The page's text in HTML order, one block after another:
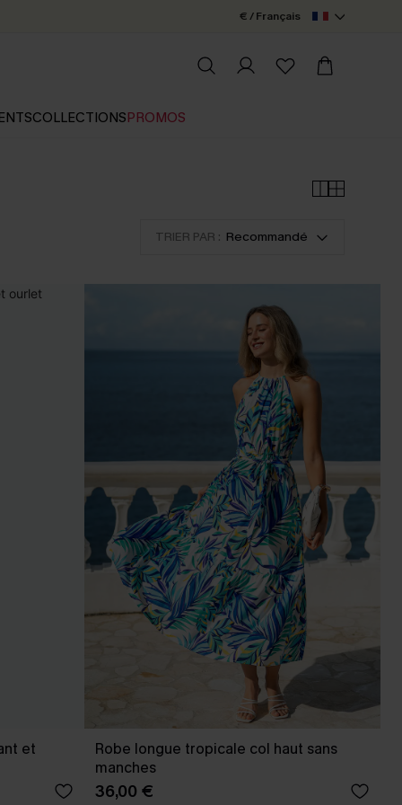
€ / Français
COLLECTIONSPROMOS
TRIER PAR : Recommandé
et
Robe longue tropicale col haut sans
manches
36,00 €